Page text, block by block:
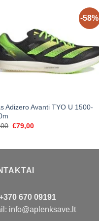
-58%
Adizero Avanti TYO U 1500-
Original
€79,00Current
670 09191
info@aplenksave.lt